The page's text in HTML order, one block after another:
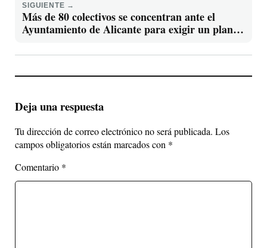
SIGUIENTE →
Más de 80 colectivos se concentran ante el
Ayuntamiento de Alicante para exigir un plan
Deja una respuesta
Tu dirección de correo electrónico no será publicada. Los
campos obligatorios están marcados con *
Comentario *